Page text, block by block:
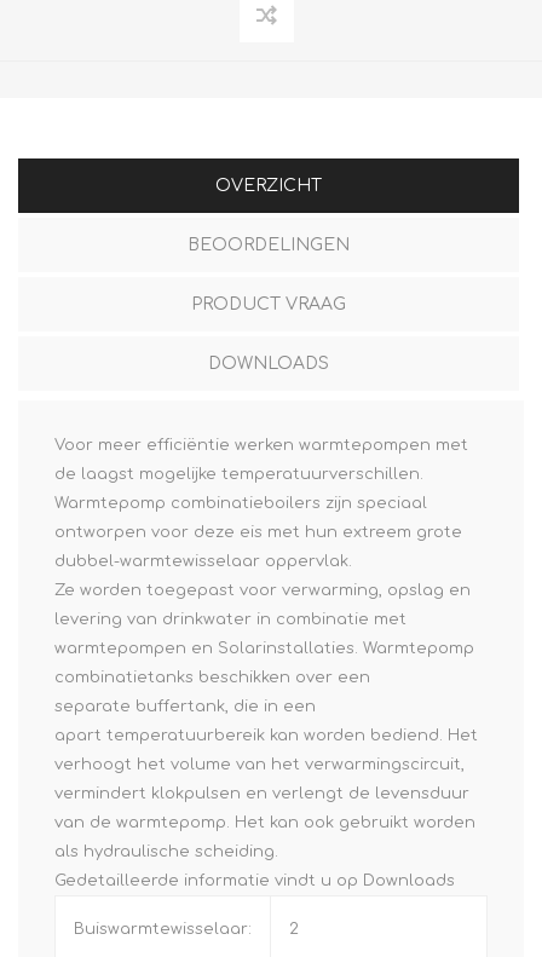
OVERZICHT
BEOORDELINGEN
PRODUCT VRAAG
DOWNLOADS
Voor meer efficiëntie werken warmtepompen met
de laagst mogelijke temperatuurverschillen.
Warmtepomp combinatieboilers zijn speciaal
ontworpen voor deze eis met hun extreem grote
dubbel-warmtewisselaar oppervlak.
Ze worden toegepast voor verwarming, opslag en
levering van drinkwater in combinatie met
warmtepompen en Solarinstallaties. Warmtepomp
combinatietanks beschikken over een
separate buffertank, die in een
apart temperatuurbereik kan worden bediend. Het
verhoogt het volume van het verwarmingscircuit,
vermindert klokpulsen en verlengt de levensduur
van de warmtepomp. Het kan ook gebruikt worden
als hydraulische scheiding.
Gedetailleerde informatie vindt u op Downloads
Buiswarmtewisselaar: 2